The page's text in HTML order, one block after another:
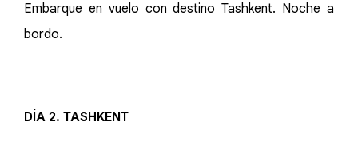
Embarque en vuelo con destino Tashkent. Noche a
bordo.
DÍA 2. TASHKENT